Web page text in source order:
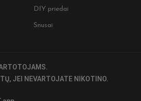
DIY priedai
Snusai
JEI NEVARTOJATE NIKOTINO.